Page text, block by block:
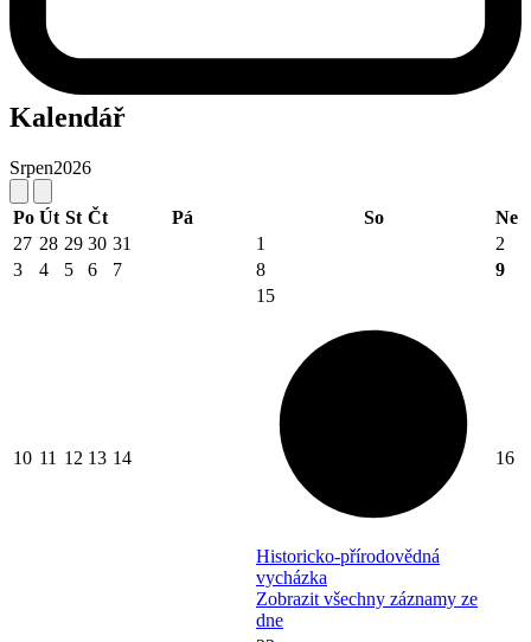
Kalendář
Srpen2026
Po Út St Čt Pá So
Ne
27 28 29 30 31 1
2
3
4 5 6 7 8 9
10 11 12 13 14
15
Historicko-přírodovědná
vycházka
Zobrazit všechny záznamy ze
dne
16